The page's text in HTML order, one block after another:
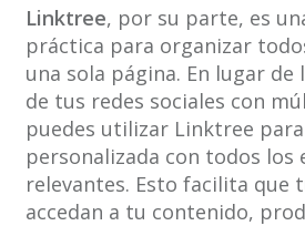
Linktree, por su parte, es
práctica para organizar
una sola página. En lugar
de tus redes sociales con
puedes utilizar Linktree
personalizada con todos los
relevantes. Esto facilita que
accedan a tu contenido,